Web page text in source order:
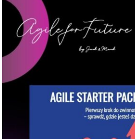
Webinar:
Agile
Starter
Pack